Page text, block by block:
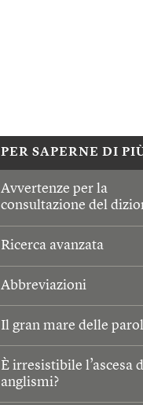
PER SAPERNE DI
Avvertenze per la
consultazione del
Ricerca avanzata
Abbreviazioni
Il gran mare delle
È irresistibile l’ascesa
anglismi?